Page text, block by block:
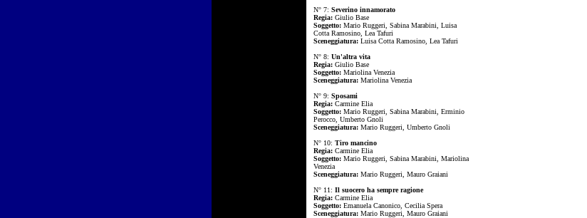
N° 7: Severino innamorato
Regia: Giulio Base
Soggetto: Mario Ruggeri, Sabina Marabini, Luisa
Cotta Ramosino, Lea Tafuri
Sceneggiatura: Luisa Cotta Ramosino, Lea Tafuri
N° 8: Un'altra vita
Regia: Giulio Base
Soggetto: Mariolina Venezia
Sceneggiatura: Mariolina Venezia
N° 9: Sposami
Regia: Carmine Elia
Soggetto: Mario Ruggeri, Sabina Marabini, Erminio
Perocco, Umberto Gnoli
Sceneggiatura: Mario Ruggeri, Umberto Gnoli
N° 10: Tiro mancino
Regia: Carmine Elia
Soggetto: Mario Ruggeri, Sabina Marabini, Mariolina
Venezia
Sceneggiatura: Mario Ruggeri, Mauro Graiani
N° 11: Il suocero ha sempre ragione
Regia: Carmine Elia
Soggetto: Emanuela Canonico, Cecilia Spera
Sceneggiatura: Mario Ruggeri, Mauro Graiani